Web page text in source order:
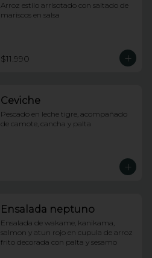
Arroz estilo arrisotado con saltado de
mariscos en salsa
$11.990
Ceviche
Pescado en leche tigre, acompañado
de camote, cancha y palta
Ensalada neptuno
Ensalada de wakame, kanikama,
salmon y atun rojo en cupula de arroz
frito decorada con palta y sesamo